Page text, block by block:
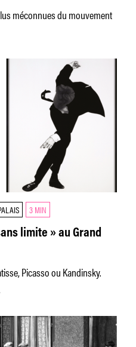
méconnues du mouvement
3 MIN
limite » au Grand
Picasso ou Kandinsky.